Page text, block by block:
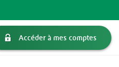
Accéder à mes comptes